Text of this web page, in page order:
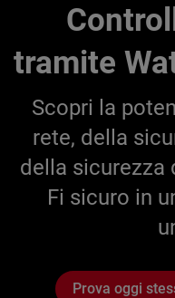
tramite
Scopri la
rete, della
della sicurezza
Fi sicuro in
Prova oggi